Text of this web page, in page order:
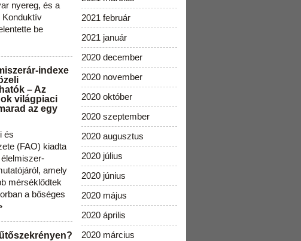
nyereg, és a
Konduktív
be
indexe
– Az
világpiaci
az egy
és
(FAO) kiadta
amely
mérséklődtek
a bőséges
2021 február
2021 január
2020 december
2020 november
2020 október
2020 szeptember
2020 augusztus
2020 július
2020 június
2020 május
2020 április
2020 március